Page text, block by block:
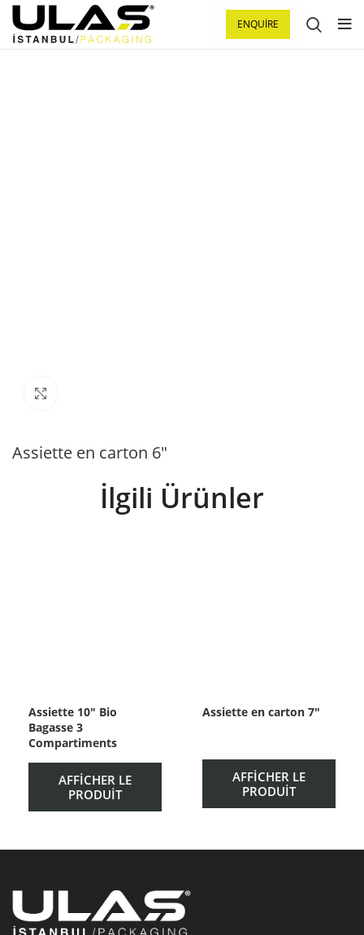
ENQUIRE
Assiette en carton 6″
İlgili Ürünler
Assiette 10″ Bio
Bagasse 3
Compartiments
AFFICHER LE
PRODUIT
Assiette en carton 7″
AFFICHER LE
PRODUIT